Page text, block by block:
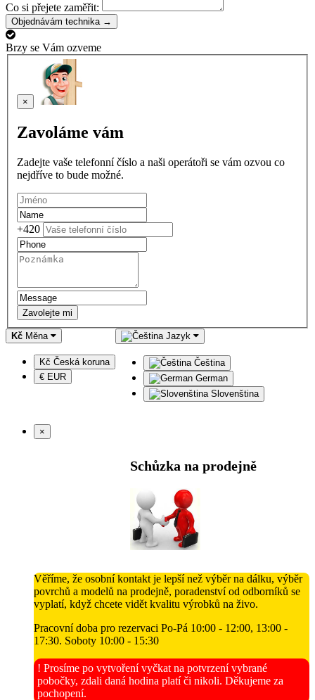
Co si přejete zaměřit:
Objednávám technika →
Brzy se Vám ozveme
×
Zavoláme vám
Zadejte vaše telefonní číslo a naši operátoři se vám ozvou co
nejdříve to bude možné.
+420
Zavolejte mi
Kč Měna
Kč Česká koruna
€ EUR
Jazyk
Čeština
German
Slovenština
×
Schůzka na prodejně
Věříme, že osobní kontakt je lepší než výběr na dálku, výběr
povrchů a modelů na prodejně, poradenství od odborníků se
vyplatí, když chcete vidět kvalitu výrobků na živo.
Pracovní doba pro rezervaci Po-Pá 10:00 - 12:00, 13:00 -
17:30. Soboty 10:00 - 15:30
! Prosíme po vytvoření vyčkat na potvrzení vybrané
pobočky, zdali daná hodina platí či nikoli. Děkujeme za
pochopení.